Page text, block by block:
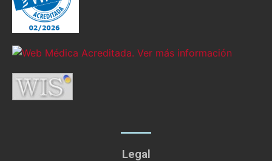
Legal